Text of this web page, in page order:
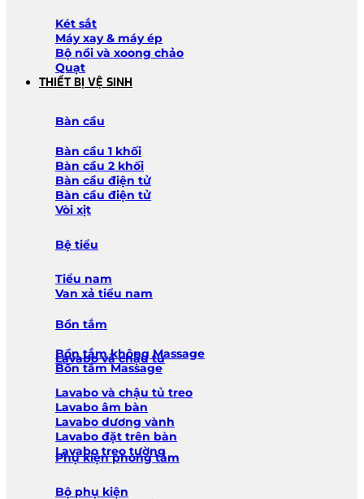
Két sắt
Máy xay & máy ép
Bộ nồi và xoong chảo
Quạt
THIẾT BỊ VỆ SINH
Bàn cầu
Bàn cầu 1 khối
Bàn cầu 2 khối
Bàn cầu điện tử
Bàn cầu điện tử
Vòi xịt
Bệ tiểu
Tiểu nam
Van xả tiểu nam
Bồn tắm
Bồn tắm không Massage
Bồn tắm Massage
Lavabo và chậu tủ
Lavabo và chậu tủ treo
Lavabo âm bàn
Lavabo dương vành
Lavabo đặt trên bàn
Lavabo treo tường
Phụ kiện phòng tắm
Bộ phụ kiện